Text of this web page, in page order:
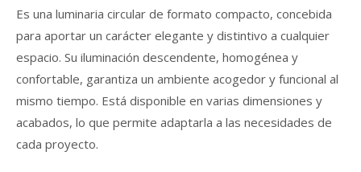
Es una luminaria circular de formato compacto, concebida
para aportar un carácter elegante y distintivo a cualquier
espacio. Su iluminación descendente, homogénea y
confortable, garantiza un ambiente acogedor y funcional al
mismo tiempo. Está disponible en varias dimensiones y
acabados, lo que permite adaptarla a las necesidades de
cada proyecto.